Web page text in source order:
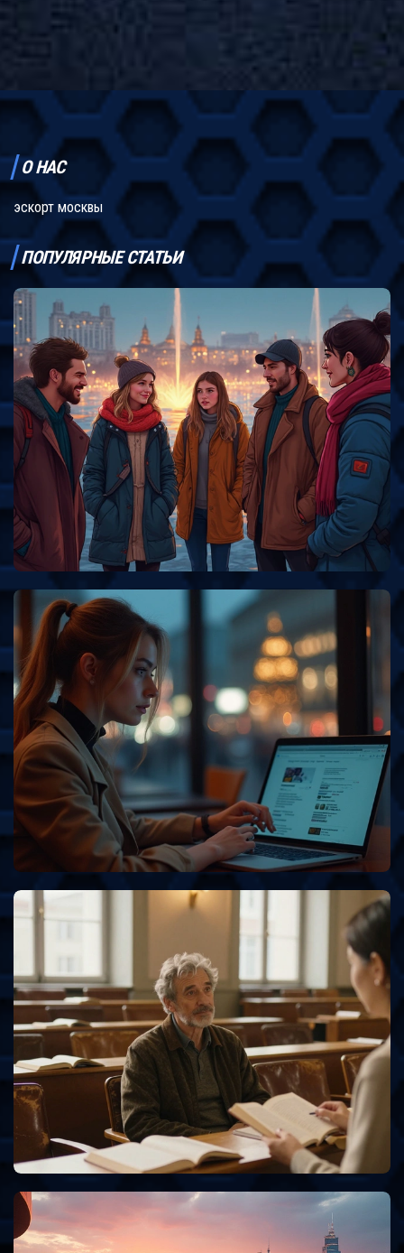
соблюдать и как отличить профессионалов от новичков.
Расскажем, почему репутация агентства важнее рекламы, и
Здесь только практичные рекомендации без воды и домыслов.
О НАС
эскорт москвы
ПОПУЛЯРНЫЕ СТАТЬИ